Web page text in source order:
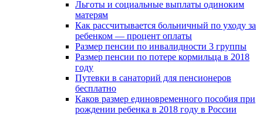
Льготы и социальные выплаты одиноким
матерям
Как рассчитывается больничный по уходу за
ребенком — процент оплаты
Размер пенсии по инвалидности 3 группы
Размер пенсии по потере кормильца в 2018
году
Путевки в санаторий для пенсионеров
бесплатно
Каков размер единовременного пособия при
рождении ребенка в 2018 году в России